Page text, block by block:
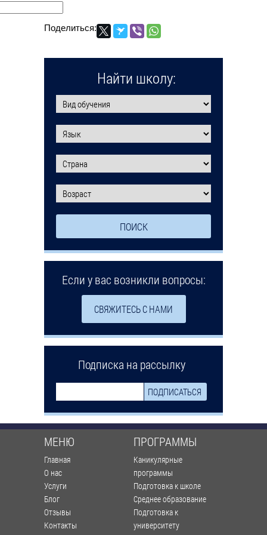
Поделиться:
Найти школу:
Если у вас возникли вопросы:
СВЯЖИТЕСЬ С НАМИ
Подписка на рассылку
МЕНЮ
Главная
О нас
Услуги
Блог
Отзывы
Контакты
ПРОГРАММЫ
Каникулярные
программы
Подготовка к школе
Среднее образование
Подготовка к
университету